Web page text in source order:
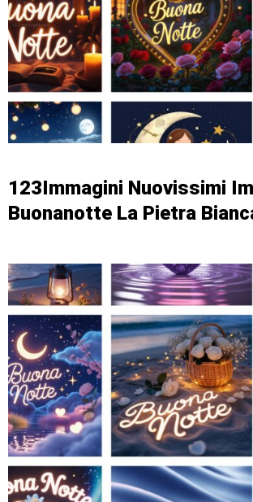
123Immagini Nuovissimi
Buonanotte La Pietra